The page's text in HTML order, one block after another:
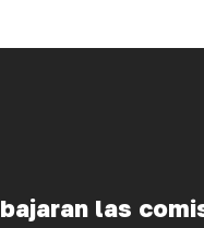
las